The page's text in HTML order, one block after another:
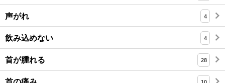
声がれ 4
飲み込めない 4
首が腫れる 28
10